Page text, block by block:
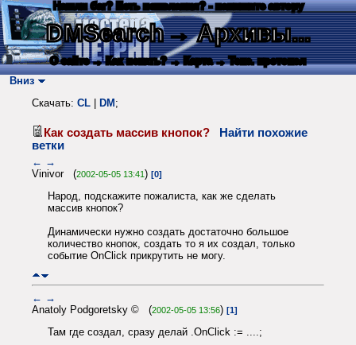
Нашли баг? Есть пожелания? - напишите автору
DMSearch→ Архивы...
О сайте → Как искать? → Карта → Текс. протокол
Вниз
Скачать: CL DM ;
Как создать массив кнопок?
Найти похожие
ветки
← →
Vinivor (2002-05-05 13:41) [0]
Народ, подскажите пожалиста, как же сделать
массив кнопок?
Динамически нужно создать достаточно большое
количество кнопок, создать то я их создал, только
событие OnClick прикрутить не могу.
← →
Anatoly Podgoretsky © (2002-05-05 13:56) [1]
Там где создал, сразу делай .OnClick := ....;